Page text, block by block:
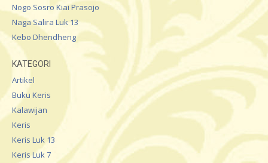
Nogo Sosro Kiai Prasojo
Naga Salira Luk 13
Kebo Dhendheng
KATEGORI
Artikel
Buku Keris
Kalawijan
Keris
Keris Luk 13
Keris Luk 7